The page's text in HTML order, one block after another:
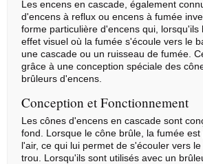
Les encens en cascade, également
d'encens à reflux ou encens à fumée
forme particulière d'encens qui, lorsqu'ils
effet visuel où la fumée s'écoule vers le
une cascade ou un ruisseau de fumée.
grâce à une conception spéciale des
brûleurs d'encens.
Conception et Fonctionnement
Les cônes d'encens en cascade sont
fond. Lorsque le cône brûle, la fumée
l'air, ce qui lui permet de s'écouler vers
trou. Lorsqu'ils sont utilisés avec un